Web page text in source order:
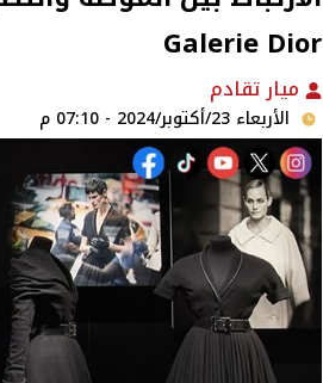
Galerie Dior
ميار تقادم
الأربعاء 23/أكتوبر/2024 - 07:10 م